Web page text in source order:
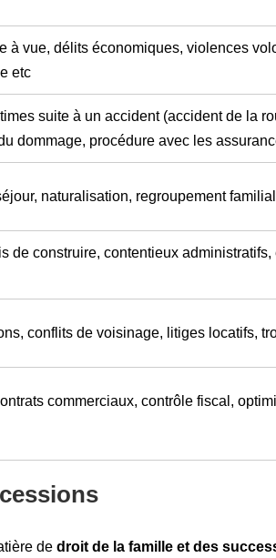
à vue, délits économiques, violences
etc
suite à un accident (accident de la
dommage, procédure avec les
naturalisation, regroupement
de construire, contentieux
conflits de voisinage, litiges locatifs,
commerciaux, contrôle fiscal,
dedroit de la famille et des